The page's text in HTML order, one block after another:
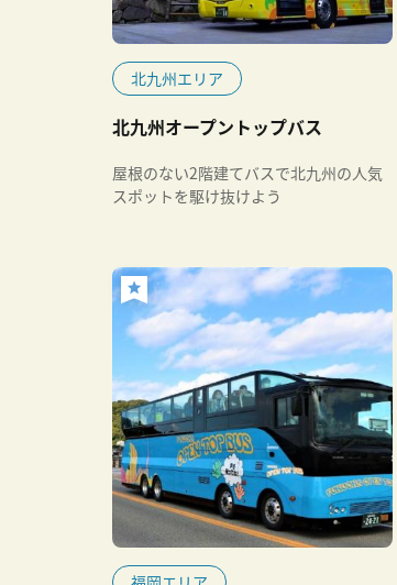
北九州エリア
北九州オープントップバス
屋根のない2階建てバスで北九州の人気
スポットを駆け抜けよう